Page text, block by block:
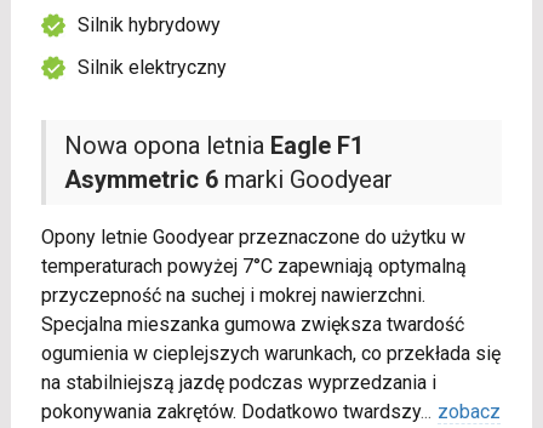
Nowa opona letnia Eagle F1
Asymmetric 6marki Goodyear
Opony letnie Goodyear przeznaczone do użytku w
temperaturach powyżej 7°C zapewniają optymalną
przyczepność na suchej i mokrej nawierzchni.
Specjalna mieszanka gumowa zwiększa twardość
ogumienia w cieplejszych warunkach, co przekłada się
na stabilniejszą jazdę podczas wyprzedzania i
pokonywania zakrętów. Dodatkowo twardszy... zobacz
Silnik hybrydowy
Silnik elektryczny